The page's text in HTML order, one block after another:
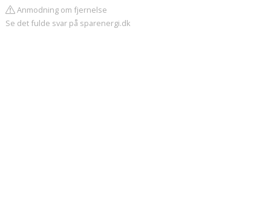
Anmodning om fjernelse
Se det fulde svar på sparenergi.dk